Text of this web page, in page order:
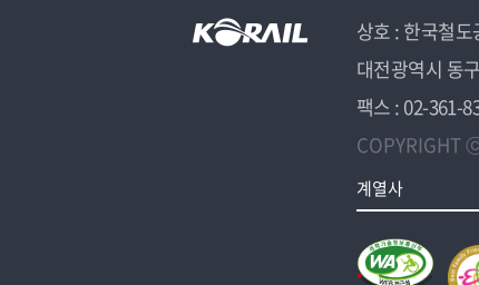
상호 : 한국철도
대전광역시 동
팩스 : 02-361-
COPYRIGHT
계열사